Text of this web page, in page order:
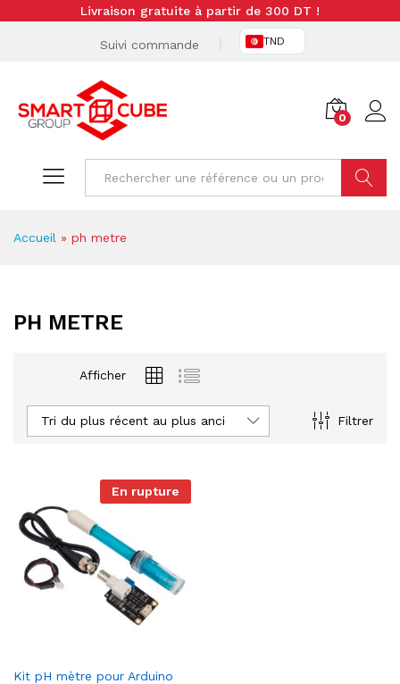
Livraison gratuite à partir de 300 DT !
Suivi commande TND
0
Accueil » ph metre
PH METRE
Afficher
Filtrer
Tri du plus récent au plus ancien
En rupture
Kit pH mètre pour Arduino